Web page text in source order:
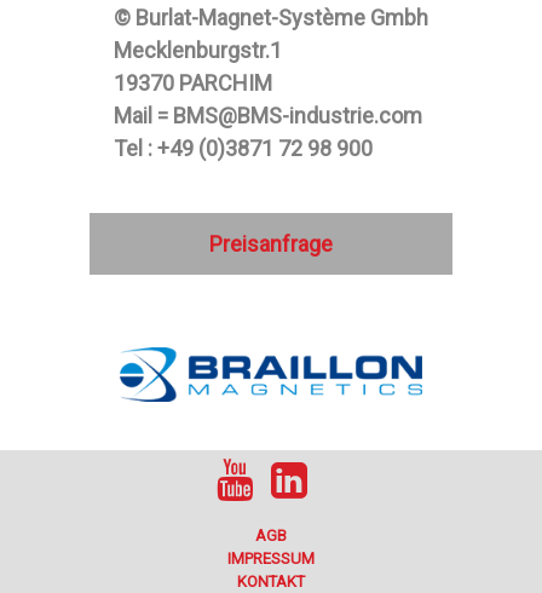
© Burlat-Magnet-Système Gmbh
Mecklenburgstr.1
19370 PARCHIM
Mail = BMS@BMS-industrie.com
Tel : +49 (0)3871 72 98 900
Preisanfrage
AGB
IMPRESSUM
KONTAKT